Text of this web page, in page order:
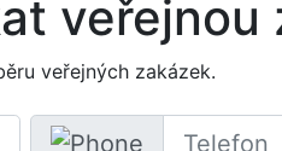
veřejnou
veřejných zakázek.